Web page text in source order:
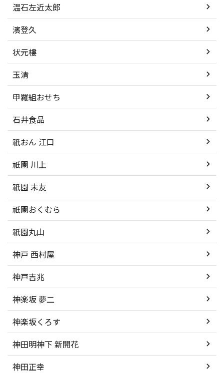
温石左近太郎
濱登久
状元樓
玉清
甲羅組おせち
石井食品
祇おん 江口
祇園 川上
祇園 末友
祇園おくむら
祇園丸山
神戸 西村屋
神戸吉兆
神楽坂 夢二
神楽坂くろす
神田明神下 新開花
神田正幸